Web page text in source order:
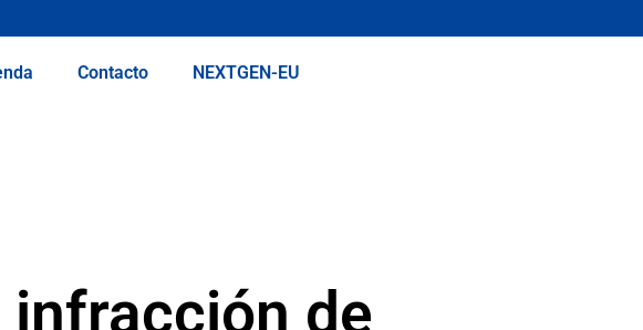
Contacto NEXTGEN-EU
infracción de